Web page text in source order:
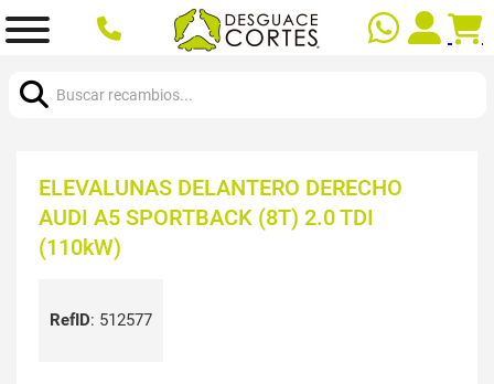
ELEVALUNAS DELANTERO DERECHO
AUDI A5 SPORTBACK (8T) 2.0 TDI
(110kW)
RefID: 512577